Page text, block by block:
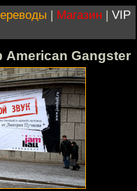
| Магазин | VIP
Gangster